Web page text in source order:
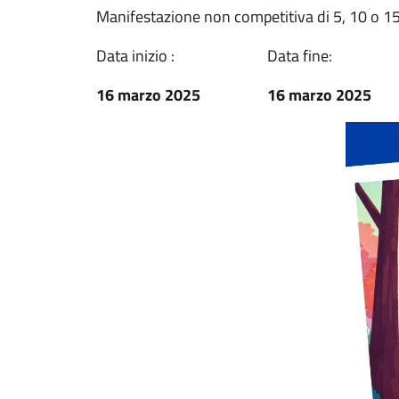
Manifestazione non competitiva di 5, 10 o
Data inizio :
16 marzo 2025
Data fine:
16 marzo 2025